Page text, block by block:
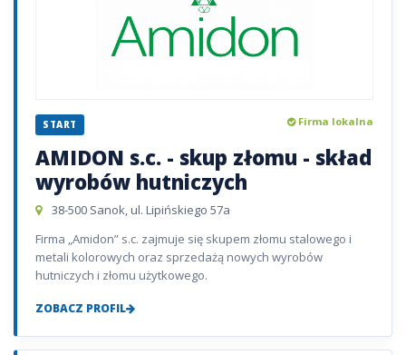
START Firma lokalna
AMIDON s.c. - skup złomu - skład
wyrobów hutniczych
38-500 Sanok, ul. Lipińskiego 57a
Firma „Amidon” s.c. zajmuje się skupem złomu stalowego i
metali kolorowych oraz sprzedażą nowych wyrobów
hutniczych i złomu użytkowego.
ZOBACZ PROFIL